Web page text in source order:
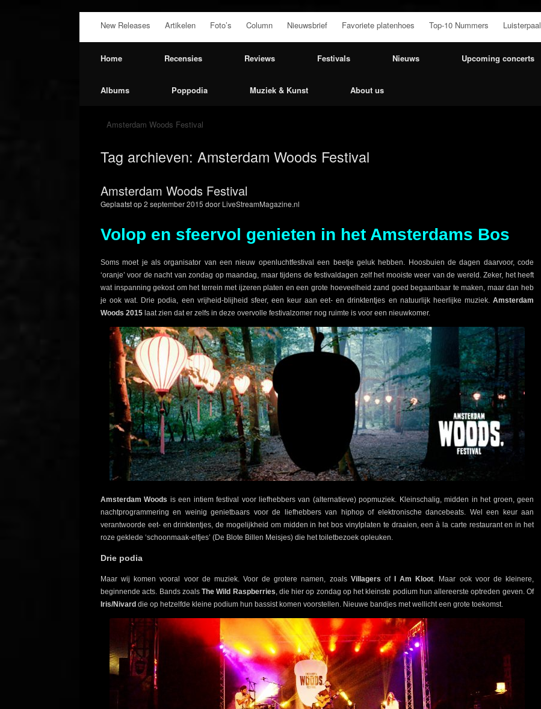
de
New Releases Artikelen Foto’s Column Nieuwsbrief Favoriete platenhoes Top-10 Nummers Luisterpaal
Home Recensies Reviews Festivals Nieuws Upcoming concerts
Albums Poppodia Muziek & Kunst About us
Amsterdam Woods Festival
Tag archieven: Amsterdam Woods Festival
Amsterdam Woods Festival
Geplaatst op2 september 2015 door LiveStreamMagazine.nl
Volop en sfeervol genieten in het Amsterdams Bos
Soms moet je als organisator van een nieuw openluchtfestival een beetje geluk hebben. Hoosbuien de dagen daarvoor, code
‘oranje’ voor de nacht van zondag op maandag, maar tijdens de festivaldagen zelf het mooiste weer van de wereld. Zeker, het heeft
wat inspanning gekost om het terrein met ijzeren platen en een grote hoeveelheid zand goed begaanbaar te maken, maar dan heb
je ook wat. Drie podia, een vrijheid-blijheid sfeer, een keur aan eet- en drinktentjes en natuurlijk heerlijke muziek. Amsterdam
Woods 2015 laat zien dat er zelfs in deze overvolle festivalzomer nog ruimte is voor een nieuwkomer.
Amsterdam Woods is een intiem festival voor liefhebbers van (alternatieve) popmuziek. Kleinschalig, midden in het groen, geen
nachtprogrammering en weinig genietbaars voor de liefhebbers van hiphop of elektronische dancebeats. Wel een keur aan
verantwoorde eet- en drinktentjes, de mogelijkheid om midden in het bos vinylplaten te draaien, een à la carte restaurant en in het
roze geklede ‘schoonmaak-elfjes’ (De Blote Billen Meisjes) die het toiletbezoek opleuken.
Drie podia
Maar wij komen vooral voor de muziek. Voor de grotere namen, zoalsVillagers of I Am Kloot. Maar ook voor de kleinere,
beginnende acts. Bands zoalsThe Wild Raspberries, die hier op zondag op het kleinste podium hun allereerste optreden geven. Of
Iris/Nivard die op hetzelfde kleine podium hun bassist komen voorstellen. Nieuwe bandjes met wellicht een grote toekomst.